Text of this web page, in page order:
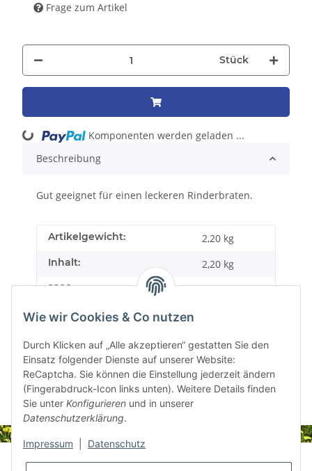
Frage zum Artikel
Stück
Loading...
Komponenten werden geladen ...
Beschreibung
Gut geeignet für einen leckeren Rinderbraten.
Artikelgewicht: 2,20 kg
Inhalt: 2,20 kg
2200 g:
Informationen
Wie wir Cookies & Co nutzen
Durch Klicken auf „Alle akzeptieren“ gestatten Sie den
Einsatz folgender Dienste auf unserer Website:
ReCaptcha. Sie können die Einstellung jederzeit ändern
(Fingerabdruck-Icon links unten). Weitere Details finden
Sie unter Konfigurieren und in unserer
Datenschutzerklärung.
Impressum Datenschutz